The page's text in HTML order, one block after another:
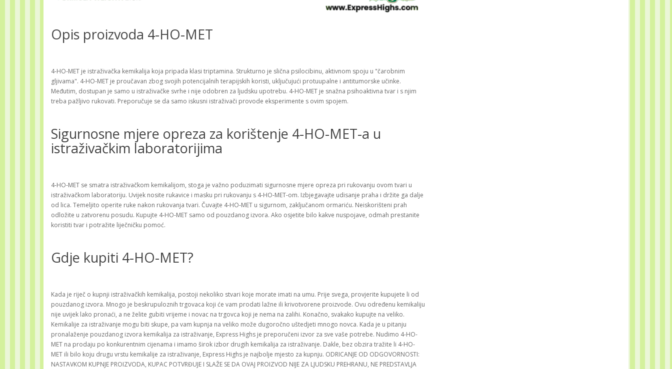
Opis proizvoda 4-HO-MET
4-HO-MET je istraživačka kemikalija koja pripada klasi triptamina. Strukturno je slična psilocibinu, aktivnom spoju u "čarobnim
gljivama". 4-HO-MET je proučavan zbog svojih potencijalnih terapijskih koristi, uključujući protuupalne i antitumorske učinke.
Međutim, dostupan je samo u istraživačke svrhe i nije odobren za ljudsku upotrebu. 4-HO-MET je snažna psihoaktivna tvar i s njim
treba pažljivo rukovati. Preporučuje se da samo iskusni istraživači provode eksperimente s ovim spojem.
Sigurnosne mjere opreza za korištenje 4-HO-MET-a u
istraživačkim laboratorijima
4-HO-MET se smatra istraživačkom kemikalijom, stoga je važno poduzimati sigurnosne mjere opreza pri rukovanju ovom tvari u
istraživačkom laboratoriju. Uvijek nosite rukavice i masku pri rukovanju s 4-HO-MET-om. Izbjegavajte udisanje praha i držite ga dalje
od lica. Temeljito operite ruke nakon rukovanja tvari. Čuvajte 4-HO-MET u sigurnom, zaključanom ormariću. Neiskorišteni prah
odložite u zatvorenu posudu. Kupujte 4-HO-MET samo od pouzdanog izvora. Ako osjetite bilo kakve nuspojave, odmah prestanite
koristiti tvar i potražite liječničku pomoć.
Gdje kupiti 4-HO-MET?
Kada je riječ o kupnji istraživačkih kemikalija, postoji nekoliko stvari koje morate imati na umu. Prije svega, provjerite kupujete li od
pouzdanog izvora. Mnogo je beskrupuloznih trgovaca koji će vam prodati lažne ili krivotvorene proizvode. Ovu određenu kemikaliju
nije uvijek lako pronaći, a ne želite gubiti vrijeme i novac na trgovca koji je nema na zalihi. Konačno, svakako kupujte na veliko.
Kemikalije za istraživanje mogu biti skupe, pa vam kupnja na veliko može dugoročno uštedjeti mnogo novca. Kada je u pitanju
pronalaženje pouzdanog izvora kemikalija za istraživanje, Express Highs je preporučeni izvor za sve vaše potrebe. Nudimo 4-HO-
MET na prodaju po konkurentnim cijenama i imamo širok izbor drugih kemikalija za istraživanje. Dakle, bez obzira tražite li 4-HO-
MET ili bilo koju drugu vrstu kemikalije za istraživanje, Express Highs je najbolje mjesto za kupnju. ODRICANJE OD ODGOVORNOSTI:
NASTAVKOM KUPNJE PROIZVODA, KUPAC POTVRĐUJE I SLAŽE SE DA OVAJ PROIZVOD NIJE ZA LJUDSKU PREHRANU, NE PREDSTAVLJA